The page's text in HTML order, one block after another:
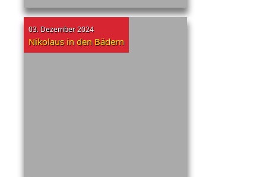
03. Dezember 2024
Nikolaus in den Bädern